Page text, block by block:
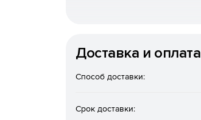
Доставка и оплата
Способ доставки:
Срок доставки: